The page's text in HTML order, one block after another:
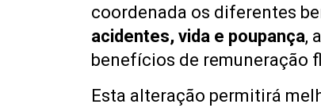
coordenada os diferentes
acidentes, vida e poupança,
benefícios de remuneração
Esta alteração permitirá